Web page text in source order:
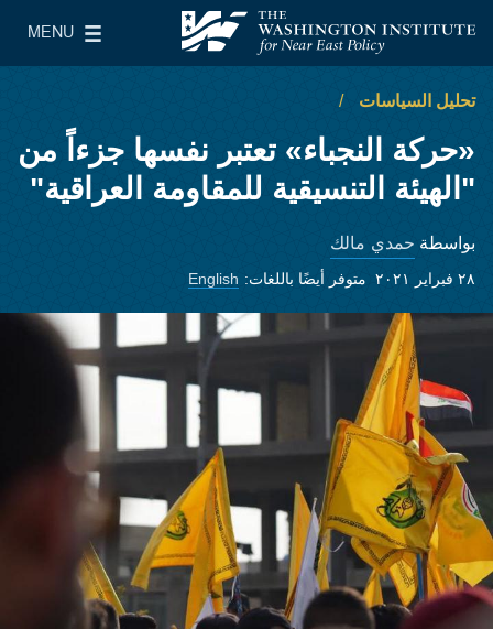
معهد واشنطن لسياسات الشرق الأدنى
MENU
Main Menu
تحليل السياسات
«حركة النجباء» تعتبر نفسها جزءاً من
"الهيئة التنسيقية للمقاومة العراقية"
بواسطة حمدي مالك
٢٨ فبراير ٢٠٢١ متوفر أيضًا باللغات: English